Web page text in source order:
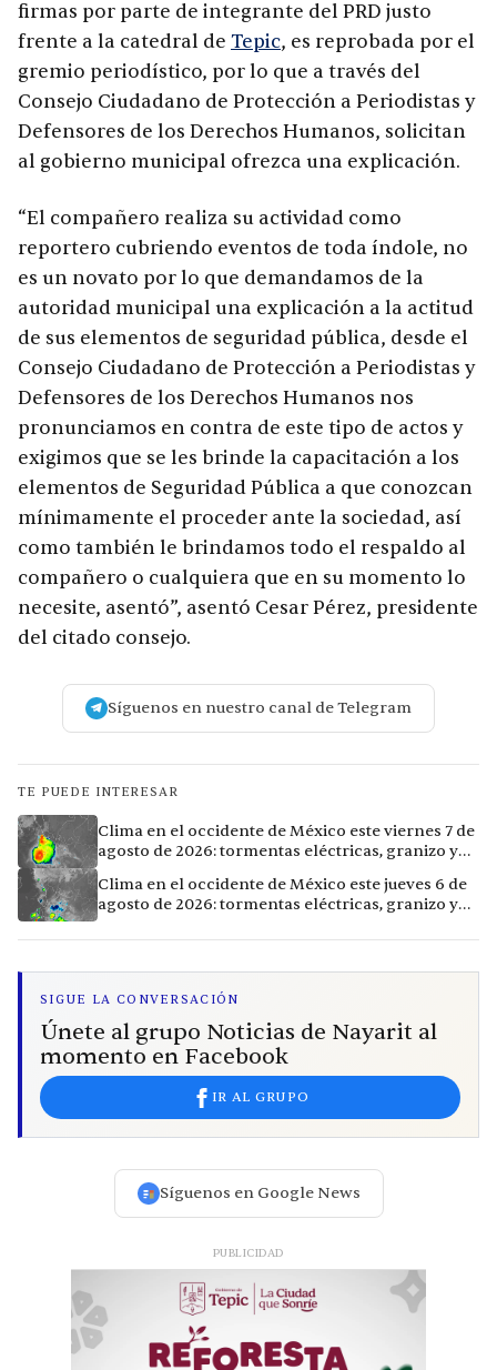
firmas por parte de integrante del PRD justo
frente a la catedral de Tepic, es reprobada por el
gremio periodístico, por lo que a través del
Consejo Ciudadano de Protección a Periodistas y
Defensores de los Derechos Humanos, solicitan
al gobierno municipal ofrezca una explicación.
“El compañero realiza su actividad como
reportero cubriendo eventos de toda índole, no
es un novato por lo que demandamos de la
autoridad municipal una explicación a la actitud
de sus elementos de seguridad pública, desde el
Consejo Ciudadano de Protección a Periodistas y
Defensores de los Derechos Humanos nos
pronunciamos en contra de este tipo de actos y
exigimos que se les brinde la capacitación a los
elementos de Seguridad Pública a que conozcan
mínimamente el proceder ante la sociedad, así
como también le brindamos todo el respaldo al
compañero o cualquiera que en su momento lo
necesite, asentó”, asentó Cesar Pérez, presidente
del citado consejo.
Síguenos en nuestro canal de Telegram
TE PUEDE INTERESAR
Clima en el occidente de México este viernes 7 de
agosto de 2026: tormentas eléctricas, granizo y
Clima en el occidente de México este jueves 6 de
agosto de 2026: tormentas eléctricas, granizo y
SIGUE LA CONVERSACIÓN
Únete al grupo Noticias de Nayarit al
momento en Facebook
IR AL GRUPO
Síguenos en Google News
PUBLICIDAD